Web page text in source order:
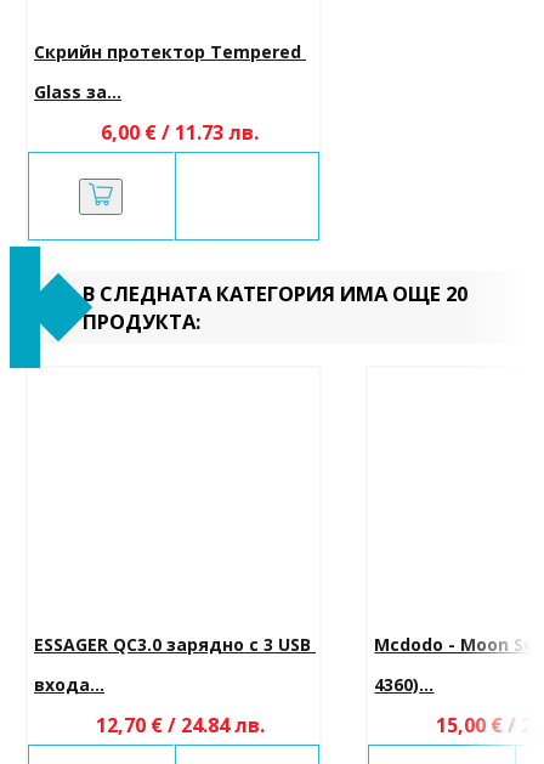
Скрийн протектор Tempered
Glass за...
6,00 € / 11.73 лв.
В СЛЕДНАТА КАТЕГОРИЯ ИМА ОЩЕ 20
ПРОДУКТА:
ESSAGER QC3.0 зарядно с 3 USB
входа...
12,70 € / 24.84 лв.
Mcdodo - Moon
4360)...
15,00 € /